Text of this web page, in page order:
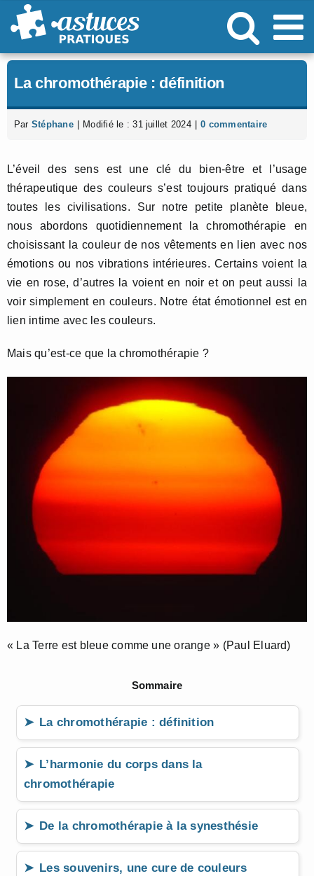
Passer
au
La chromothérapie : définition
Par Stéphane Modifié le : 31 juillet 2024 0 commentaire
L’éveil des sens est une clé du bien-être et l’usage
thérapeutique des couleurs s’est toujours pratiqué dans
toutes les civilisations. Sur notre petite planète bleue,
nous abordons quotidiennement la chromothérapie en
choisissant la couleur de nos vêtements en lien avec nos
émotions ou nos vibrations intérieures. Certains voient la
vie en rose, d’autres la voient en noir et on peut aussi la
voir simplement en couleurs. Notre état émotionnel est en
lien intime avec les couleurs.
Mais qu’est-ce que la chromothérapie ?
« La Terre est bleue comme une orange » (Paul Eluard)
Sommaire
La chromothérapie : définition
L’harmonie du corps dans la
chromothérapie
De la chromothérapie à la synesthésie
Les souvenirs, une cure de couleurs